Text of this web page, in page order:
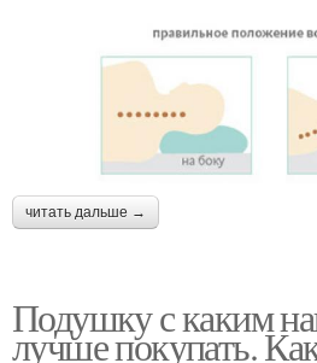
читать дальше →
Подушку с каким
лучше покупать.